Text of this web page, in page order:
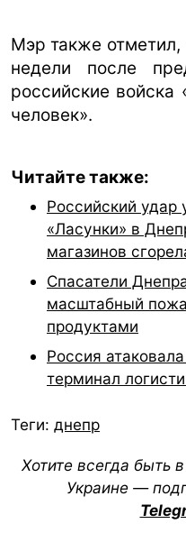
Мэр также отметил,
недели после
российские
человек».
Читайте также:
Российский удар
«Ласунки» в
магазинов
Спасатели
масштабный
продуктами
Россия
терминал
Теги: днепр
Хотите всегда быть
Украине —